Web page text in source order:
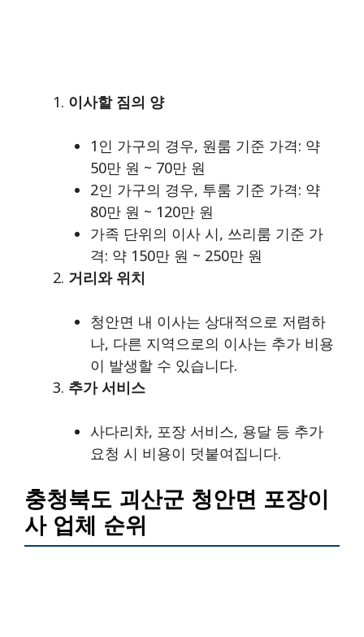
이사할 짐의 양
1인 가구의 경우, 원룸 기준 가격: 약
50만 원 ~ 70만 원
2인 가구의 경우, 투룸 기준 가격: 약
80만 원 ~ 120만 원
가족 단위의 이사 시, 쓰리룸 기준 가
격: 약 150만 원 ~ 250만 원
거리와 위치
청안면 내 이사는 상대적으로 저렴하
나, 다른 지역으로의 이사는 추가 비용
이 발생할 수 있습니다.
추가 서비스
사다리차, 포장 서비스, 용달 등 추가
요청 시 비용이 덧붙여집니다.
충청북도 괴산군 청안면 포장이
사 업체 순위